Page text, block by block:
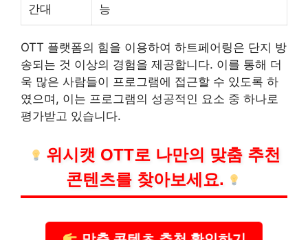
간대
능
OTT 플랫폼의 힘을 이용하여 하트페어링은 단지 방
송되는 것 이상의 경험을 제공합니다. 이를 통해 더
욱 많은 사람들이 프로그램에 접근할 수 있도록 하
였으며, 이는 프로그램의 성공적인 요소 중 하나로
평가받고 있습니다.
위시캣 OTT로 나만의 맞춤 추천
콘텐츠를 찾아보세요.